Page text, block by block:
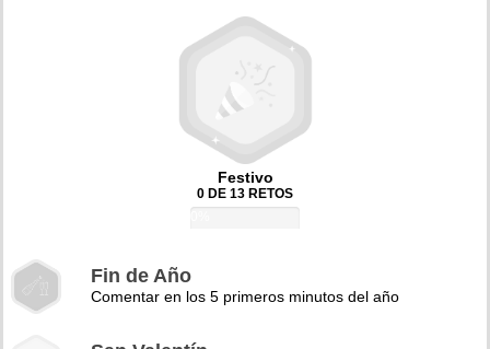
Festivo
0 DE 13 RETOS
Fin de Año
Comentar en los 5 primeros minutos del año